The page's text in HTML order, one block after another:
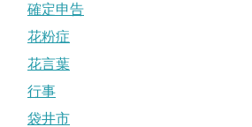
確定申告
花粉症
花言葉
行事
袋井市